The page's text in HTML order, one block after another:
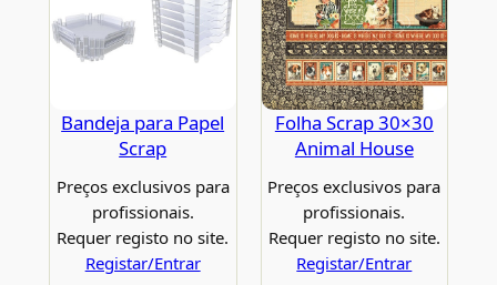
Bandeja para Papel
Scrap
Preços exclusivos para
profissionais.
Requer registo no site.
Registar/Entrar
Folha Scrap 30×30
Animal House
Preços exclusivos para
profissionais.
Requer registo no site.
Registar/Entrar